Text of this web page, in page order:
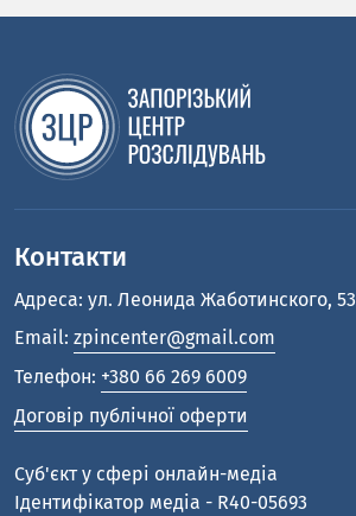
Контакти
Адреса: ул. Леонида Жаботинского, 53
Email: zpincenter@gmail.com
Телефон: +380 66 269 6009
Договір публічної оферти
Cуб'єкт у сфері онлайн-медіа
Ідентифікатор медіа - R40-05693